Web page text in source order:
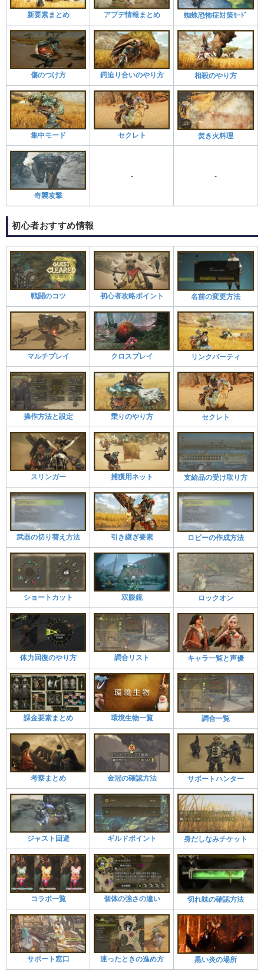
新要素まとめ アプデ情報まとめ 蜘蛛恐怖症対策ﾓｰﾄﾞ
傷のつけ方 鍔迫り合いのやり方 相殺のやり方
集中モード セクレト 焚き火料理
奇襲攻撃
- -
初心者おすすめ情報
戦闘のコツ 初心者攻略ポイント 名前の変更方法
マルチプレイ クロスプレイ リンクパーティ
操作方法と設定 乗りのやり方 セクレト
スリンガー 捕獲用ネット 支給品の受け取り方
武器の切り替え方法 引き継ぎ要素 ロビーの作成方法
ショートカット 双眼鏡 ロックオン
体力回復のやり方 調合リスト キャラ一覧と声優
課金要素まとめ 環境生物一覧 調合一覧
考察まとめ 金冠の確認方法 サポートハンター
ジャスト回避 ギルドポイント 身だしなみチケット
コラボ一覧 個体の強さの違い 切れ味の確認方法
サポート窓口 迷ったときの進め方 黒い炎の場所